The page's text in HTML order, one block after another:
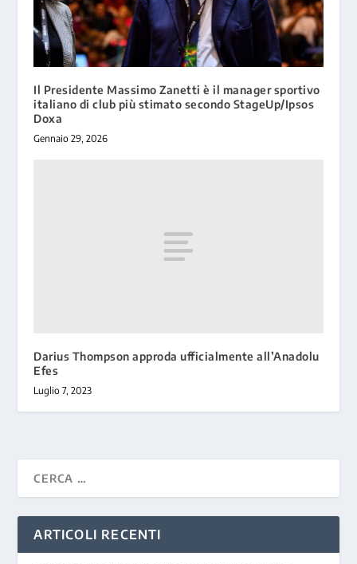
Il Presidente Massimo Zanetti è il manager sportivo
italiano di club più stimato secondo StageUp/Ipsos
Doxa
Gennaio 29, 2026
Darius Thompson approda ufficialmente all’Anadolu
Efes
Luglio 7, 2023
ARTICOLI RECENTI